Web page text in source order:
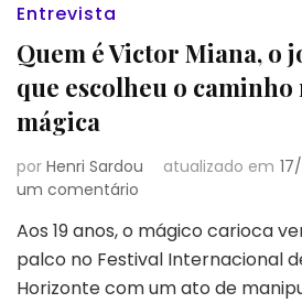
Entrevista
Quem é Victor Miana, o
que escolheu o
mágica
por Henri Sardou atualizado em
um comentário
é
Victor
Miana,
Aos 19 anos, o mágico carioca
palco no Festival Internacional
Horizonte com um ato de